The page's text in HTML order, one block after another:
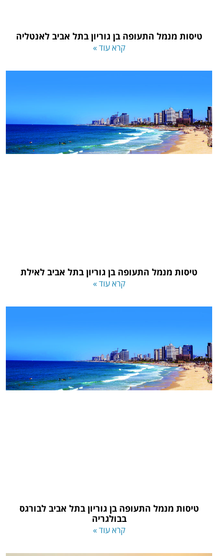
טיסות מנמל התעופה בן גוריון בתל אביב לאנטליה
קרא עוד »
טיסות מנמל התעופה בן גוריון בתל אביב לאילת
קרא עוד »
טיסות מנמל התעופה בן גוריון בתל אביב לבורגס
בבולגריה
קרא עוד »